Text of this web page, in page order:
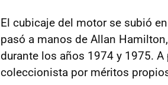
El cubicaje del motor se subió
pasó a manos de Allan
durante los años 1974 y 1975.
coleccionista por méritos